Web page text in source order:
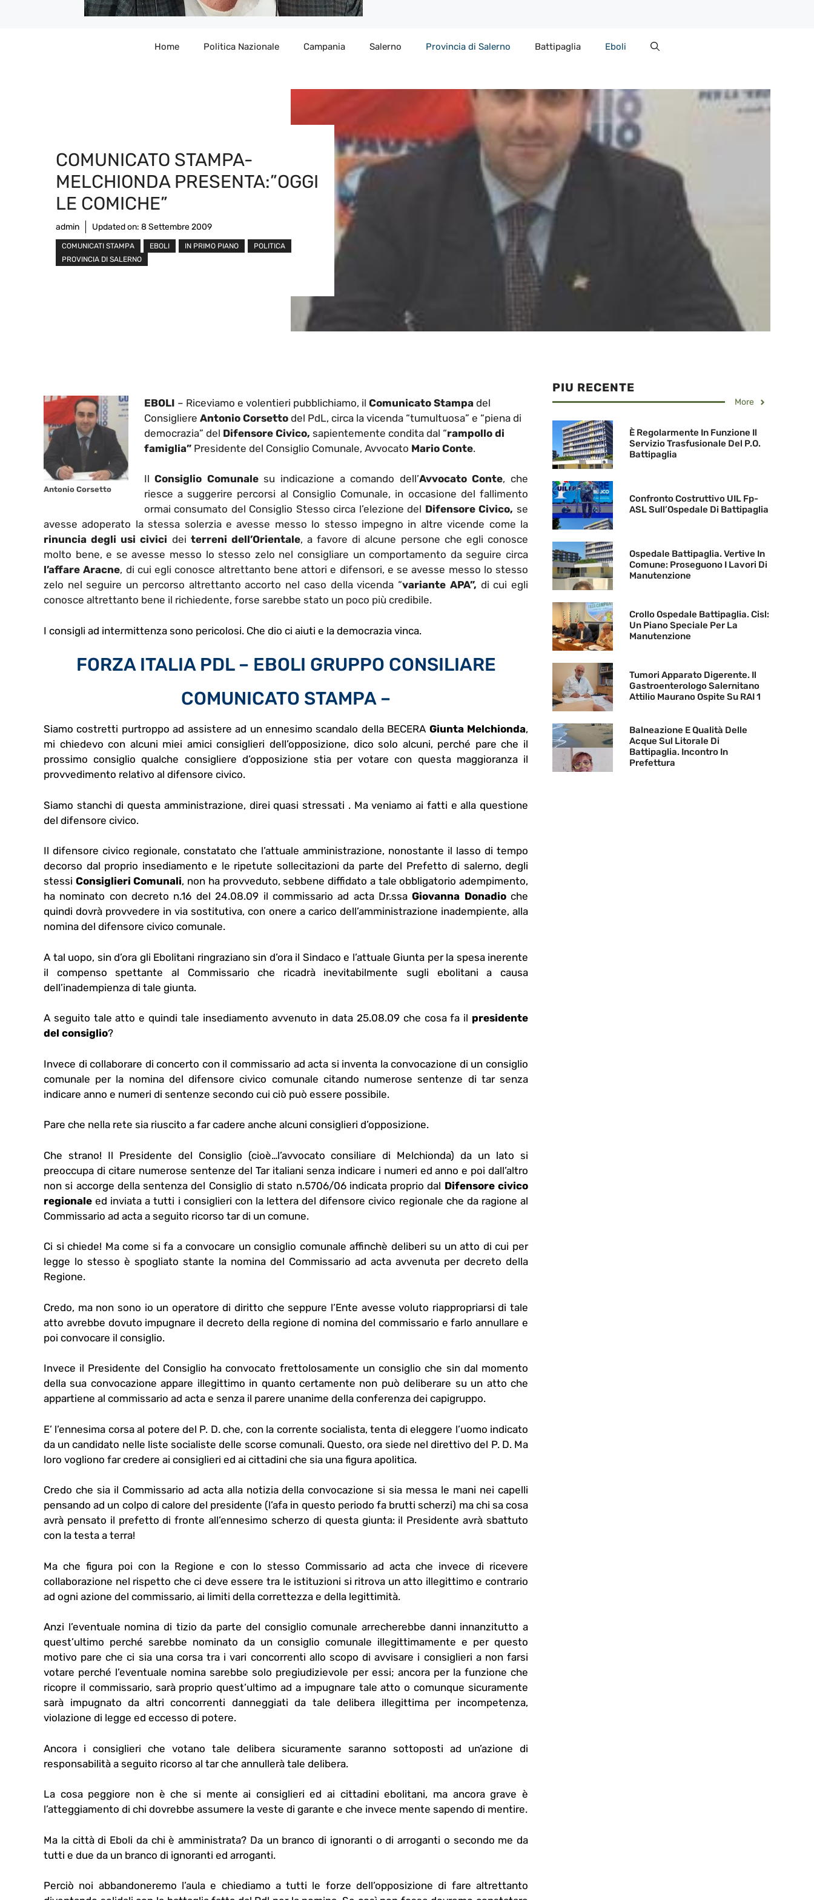
Home Politica Nazionale Campania Salerno Provincia di Salerno Battipaglia Eboli
COMUNICATO STAMPA-
MELCHIONDA PRESENTA:”OGGI
LE COMICHE”
admin Updated on: 8 Settembre 2009
COMUNICATI STAMPA EBOLI IN PRIMO PIANO
POLITICA
PROVINCIA DI SALERNO
Antonio Corsetto
EBOLI – Riceviamo e volentieri pubblichiamo, il Comunicato Stampadel
Consigliere Antonio Corsettodel PdL, circa la vicenda “tumultuosa” e “piena di
democrazia” del Difensore Civico, sapientemente condita dal “rampollo di
famiglia”Presidente del Consiglio Comunale, Avvocato Mario Conte.
IlConsiglio Comunalesu indicazione a comando dell’Avvocato Conte, che
riesce a suggerire percorsi al Consiglio Comunale, in occasione del fallimento
ormai consumato del Consiglio Stesso circa l’elezione del Difensore Civico, se
avesse adoperato la stessa solerzia e avesse messo lo stesso impegno in altre vicende come la
rinuncia degli usi civici dei terreni dell’Orientale, a favore di alcune persone che egli conosce
molto bene, e se avesse messo lo stesso zelo nel consigliare un comportamento da seguire circa
l’affare Aracne, di cui egli conosce altrettanto bene attori e difensori, e se avesse messo lo stesso
zelo nel seguire un percorso altrettanto accorto nel caso della vicenda “variante APA”, di cui egli
conosce altrettanto bene il richiedente, forse sarebbe stato un poco più credibile.
I consigli ad intermittenza sono pericolosi. Che dio ci aiuti e la democrazia vinca.
FORZA ITALIA PDL – EBOLI GRUPPO CONSILIARE
COMUNICATO STAMPA –
Siamo costretti purtroppo ad assistere ad un ennesimo scandalo della BECERA Giunta Melchionda,
mi chiedevo con alcuni miei amici consiglieri dell’opposizione, dico solo alcuni, perché pare che il
prossimo consiglio qualche consigliere d’opposizione stia per votare con questa maggioranza il
provvedimento relativo al difensore civico.
Siamo stanchi di questa amministrazione, direi quasi stressati . Ma veniamo ai fatti e alla questione
del difensore civico.
Il difensore civico regionale, constatato che l’attuale amministrazione, nonostante il lasso di tempo
decorso dal proprio insediamento e le ripetute sollecitazioni da parte del Prefetto di salerno, degli
stessi Consiglieri Comunali, non ha provveduto, sebbene diffidato a tale obbligatorio adempimento,
ha nominato con decreto n.16 del 24.08.09 il commissario ad acta Dr.ssaGiovanna Donadioche
quindi dovrà provvedere in via sostitutiva, con onere a carico dell’amministrazione inadempiente, alla
nomina del difensore civico comunale.
A tal uopo, sin d’ora gli Ebolitani ringraziano sin d’ora il Sindaco e l’attuale Giunta per la spesa inerente
il compenso spettante al Commissario che ricadrà inevitabilmente sugli ebolitani a causa
dell’inadempienza di tale giunta.
A seguito tale atto e quindi tale insediamento avvenuto in data 25.08.09 che cosa fa il presidente
del consiglio?
Invece di collaborare di concerto con il commissario ad acta si inventa la convocazione di un consiglio
comunale per la nomina del difensore civico comunale citando numerose sentenze di tar senza
indicare anno e numeri di sentenze secondo cui ciò può essere possibile.
Pare che nella rete sia riuscito a far cadere anche alcuni consiglieri d’opposizione.
Che strano! Il Presidente del Consiglio (cioè…l’avvocato consiliare di Melchionda) da un lato si
preoccupa di citare numerose sentenze del Tar italiani senza indicare i numeri ed anno e poi dall’altro
non si accorge della sentenza del Consiglio di stato n.5706/06 indicata proprio dal Difensore civico
regionale ed inviata a tutti i consiglieri con la lettera del difensore civico regionale che da ragione al
Commissario ad acta a seguito ricorso tar di un comune.
Ci si chiede! Ma come si fa a convocare un consiglio comunale affinchè deliberi su un atto di cui per
legge lo stesso è spogliato stante la nomina del Commissario ad acta avvenuta per decreto della
Regione.
Credo, ma non sono io un operatore di diritto che seppure l’Ente avesse voluto riappropriarsi di tale
atto avrebbe dovuto impugnare il decreto della regione di nomina del commissario e farlo annullare e
poi convocare il consiglio.
Invece il Presidente del Consiglio ha convocato frettolosamente un consiglio che sin dal momento
della sua convocazione appare illegittimo in quanto certamente non può deliberare su un atto che
appartiene al commissario ad acta e senza il parere unanime della conferenza dei capigruppo.
E’ l’ennesima corsa al potere del P. D. che, con la corrente socialista, tenta di eleggere l’uomo indicato
da un candidato nelle liste socialiste delle scorse comunali. Questo, ora siede nel direttivo del P. D. Ma
loro vogliono far credere ai consiglieri ed ai cittadini che sia una figura apolitica.
Credo che sia il Commissario ad acta alla notizia della convocazione si sia messa le mani nei capelli
pensando ad un colpo di calore del presidente (l’afa in questo periodo fa brutti scherzi) ma chi sa cosa
avrà pensato il prefetto di fronte all’ennesimo scherzo di questa giunta: il Presidente avrà sbattuto
con la testa a terra!
Ma che figura poi con la Regione e con lo stesso Commissario ad acta che invece di ricevere
collaborazione nel rispetto che ci deve essere tra le istituzioni si ritrova un atto illegittimo e contrario
ad ogni azione del commissario, ai limiti della correttezza e della legittimità.
Anzi l’eventuale nomina di tizio da parte del consiglio comunale arrecherebbe danni innanzitutto a
quest’ultimo perché sarebbe nominato da un consiglio comunale illegittimamente e per questo
motivo pare che ci sia una corsa tra i vari concorrenti allo scopo di avvisare i consiglieri a non farsi
votare perché l’eventuale nomina sarebbe solo pregiudizievole per essi; ancora per la funzione che
ricopre il commissario, sarà proprio quest’ultimo ad a impugnare tale atto o comunque sicuramente
sarà impugnato da altri concorrenti danneggiati da tale delibera illegittima per incompetenza,
violazione di legge ed eccesso di potere.
Ancora i consiglieri che votano tale delibera sicuramente saranno sottoposti ad un’azione di
responsabilità a seguito ricorso al tar che annullerà tale delibera.
La cosa peggiore non è che si mente ai consiglieri ed ai cittadini ebolitani, ma ancora grave è
l’atteggiamento di chi dovrebbe assumere la veste di garante e che invece mente sapendo di mentire.
Ma la città di Eboli da chi è amministrata? Da un branco di ignoranti o di arroganti o secondo me da
tutti e due da un branco di ignoranti ed arroganti.
Perciò noi abbandoneremo l’aula e chiediamo a tutti le forze dell’opposizione di fare altrettanto
PIU RECENTE
More
È Regolarmente In Funzione Il
Servizio Trasfusionale Del P.O.
Battipaglia
Confronto Costruttivo UIL Fp-
ASL Sull’Ospedale Di Battipaglia
Ospedale Battipaglia. Vertive In
Comune: Proseguono I Lavori Di
Manutenzione
Crollo Ospedale Battipaglia. Cisl:
Un Piano Speciale Per La
Manutenzione
Tumori Apparato Digerente. Il
Gastroenterologo Salernitano
Attilio Maurano Ospite Su RAI 1
Balneazione E Qualità Delle
Acque Sul Litorale Di
Battipaglia. Incontro In
Prefettura